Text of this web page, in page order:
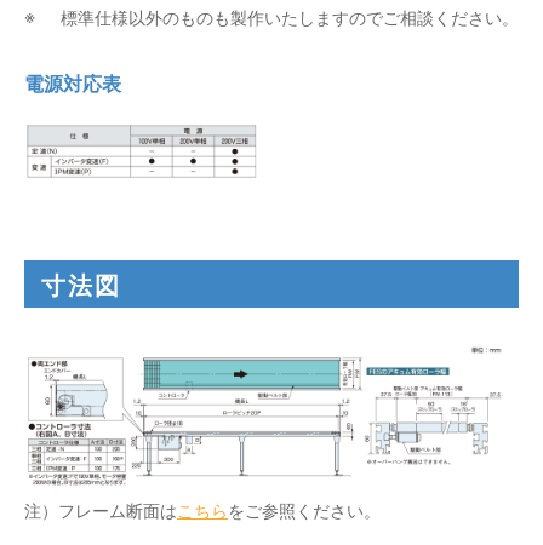
標準仕様以外のものも製作いたしますのでご相談ください。
電源対応表
寸法図
注）フレーム断面はこちらをご参照ください。